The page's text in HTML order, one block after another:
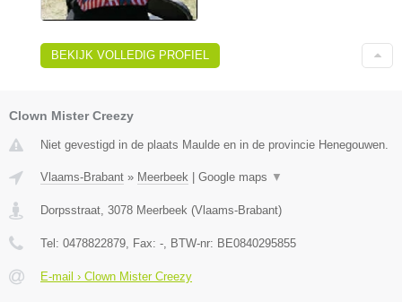
BEKIJK VOLLEDIG PROFIEL
Clown Mister Creezy
Niet gevestigd in de plaats Maulde en in de provincie Henegouwen.
Vlaams-Brabant » Meerbeek Google maps ▼
Dorpsstraat, 3078 Meerbeek (Vlaams-Brabant)
Tel: 0478822879, Fax: -, BTW-nr: BE0840295855
E-mail › Clown Mister Creezy